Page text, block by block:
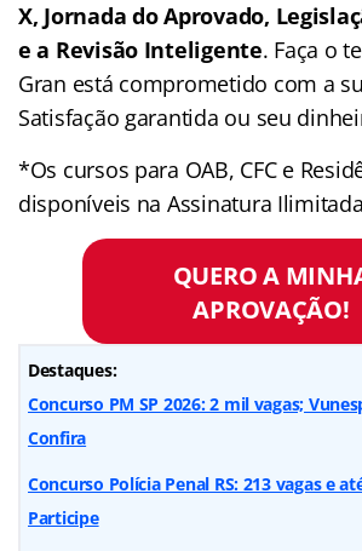
X, Jornada do Aprovado,
e a Revisão Inteligente. Faça o
Gran está comprometido com a
Satisfação garantida ou seu
*Os cursos para OAB, CFC e
disponíveis na Assinatura
QUERO A
APROVAÇÃO!
Destaques:
Concurso PM SP 2026: 2 mil vagas;
Confira
Concurso Polícia Penal RS: 213 vagas e
Participe